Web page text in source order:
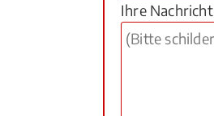
Ihre Nachricht